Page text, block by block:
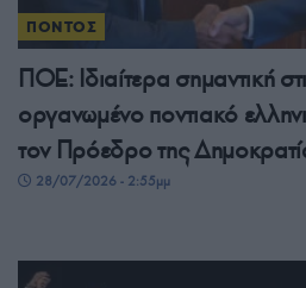
ΠΟΝΤΟΣ
ΠΟΕ: Ιδιαίτερα σημαντική
οργανωμένο ποντιακό
τον Πρόεδρο της
28/07/2026 - 2:55μμ